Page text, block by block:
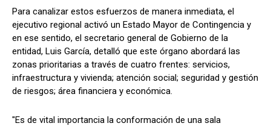
Para canalizar estos esfuerzos de manera inmediata, el
ejecutivo regional activó un Estado Mayor de Contingencia y
en ese sentido, el secretario general de Gobierno de la
entidad, Luis García, detalló que este órgano abordará las
zonas prioritarias a través de cuatro frentes: servicios,
infraestructura y vivienda; atención social; seguridad y gestión
de riesgos; área financiera y económica.
"Es de vital importancia la conformación de una sala